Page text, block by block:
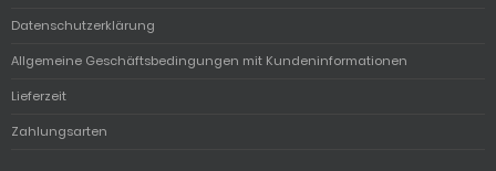
Datenschutzerklärung
Allgemeine Geschäftsbedingungen mit Kundeninformationen
Lieferzeit
Zahlungsarten